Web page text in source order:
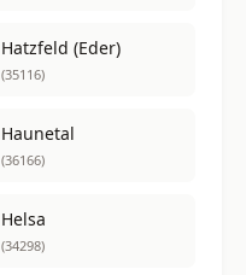
Hatzfeld (Eder)
(35116)
Haunetal
(36166)
Helsa
(34298)